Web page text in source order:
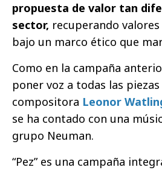
propuesta de valor tan
sector, recuperando
bajo un marco ético que
Como en la campaña
poner voz a todas las
compositora Leonor
se ha contado con una
grupo Neuman.
“Pez” es una campaña